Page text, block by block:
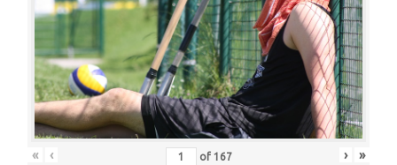
« ‹ of 167 › »